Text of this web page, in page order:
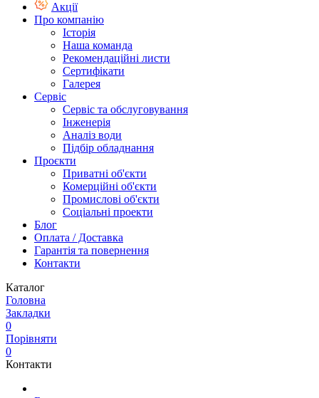
Акції
Про компанію
Історія
Наша команда
Рекомендаційні листи
Сертифікати
Галерея
Сервіс
Сервіс та обслуговування
Інженерія
Аналіз води
Підбір обладнання
Проєкти
Приватні об'єкти
Комерційні об'єкти
Промислові об'єкти
Соціальні проекти
Блог
Оплата / Доставка
Гарантія та повернення
Контакти
Каталог
Головна
Закладки
0
Порівняти
0
Контакти